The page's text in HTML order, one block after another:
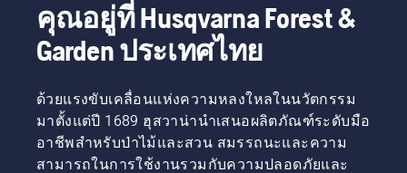
คุณอยู่ที่ Husqvarna Forest &
Garden ประเทศไทย
ด้วยแรงขับเคลื่อนแห่งความหลงใหลในนวัตกรรม
มาตั้งแต่ปี 1689 ฮุสวาน่านำเสนอผลิตภัณฑ์ระดับมือ
อาชีพสำหรับป่าไม้และสวน สมรรถนะและความ
สามารถในการใช้งานรวมกับความปลอดภัยและ